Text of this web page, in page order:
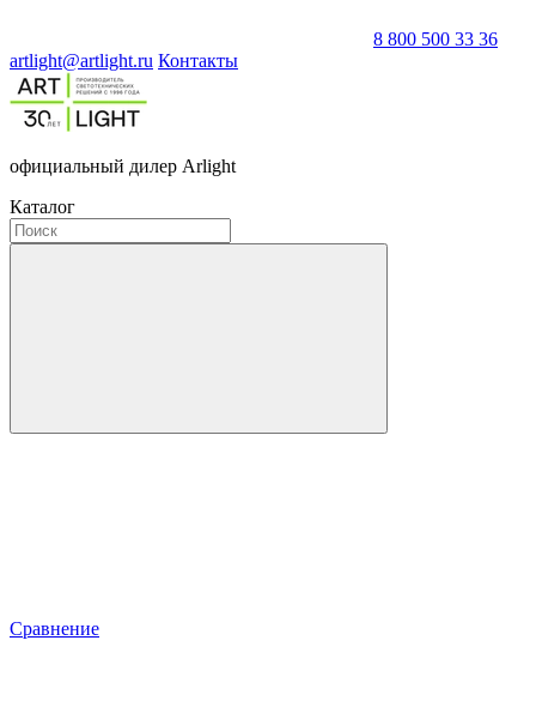
8 800 500 33 36
artlight@artlight.ru Контакты
официальный дилер Arlight
Каталог
Сравнение